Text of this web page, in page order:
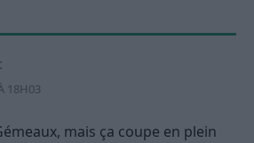
18H03
mais ça coupe en plein